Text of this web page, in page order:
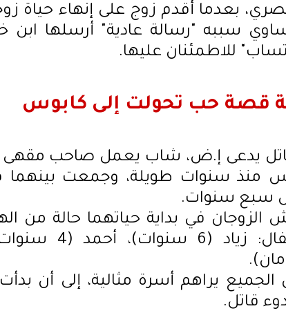
بعدما أقدم زوج على إنهاء حياة
سببه "رسالة عادية" أرسلها ابن
للاطمئنان عليها.
قصة حب تحولت إلى كابوس
يدعى إ.ض، شاب يعمل صاحب مقهى
منذ سنوات طويلة، وجمعت بينهما
سبع سنوات.
الزوجان في بداية حياتهما حالة من
الجميع يراهم أسرة مثالية، إلى أن
قاتل.